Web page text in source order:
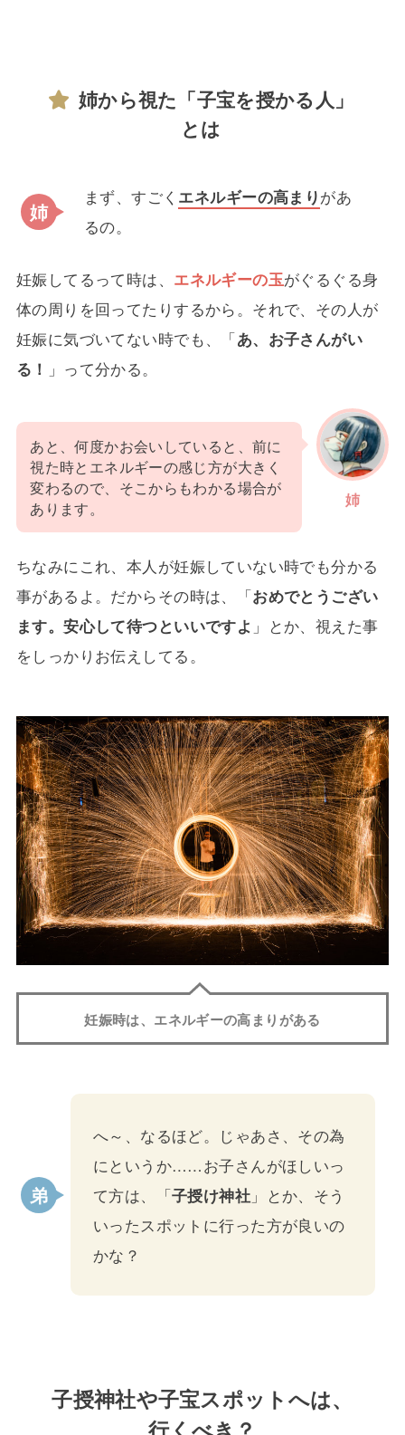
姉から視た「子宝を授かる人」
とは
まず、すごく エネルギーの高まりがあ
るの。
妊娠してるって時は、 エネルギーの玉がぐるぐる身
体の周りを回ってたりするから。それで、その人が
妊娠に気づいてない時でも、「あ、お子さんがい
る！ 」って分かる。
姉
あと、何度かお会いしていると、前に
視た時とエネルギーの感じ方が大きく
変わるので、そこからもわかる場合が
あります。
ちなみにこれ、本人が妊娠していない時でも分かる
事があるよ。だからその時は、「おめでとうござい
ます。安心して待つといいですよ 」とか、視えた事
をしっかりお伝えしてる。
妊娠時は、エネルギーの高まりがある
へ～、なるほど。じゃあさ、その為
にというか……お子さんがほしいっ
て方は、「子授け神社 」とか、そう
いったスポットに行った方が良いの
かな？
子授神社や子宝スポットへは、